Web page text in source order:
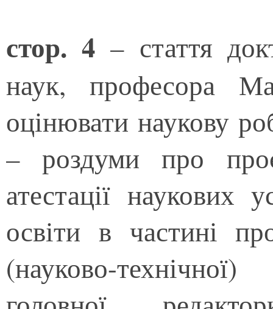
стор. 4 – стаття
наук, професора
оцінювати наукову
– роздуми про
атестації наукових
освіти в частині
(науково-